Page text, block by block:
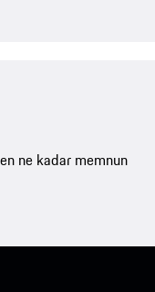
ne kadar memnun